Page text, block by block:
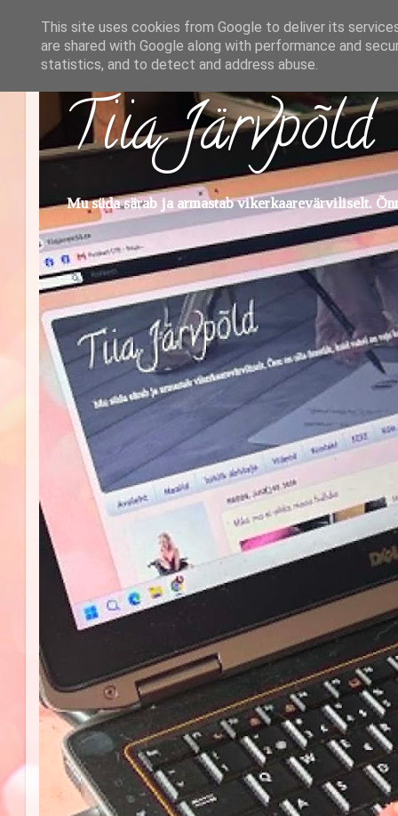
Tiia Järvpõld
Mu süda särab ja armastab vikerkaarevärviliselt.
This site uses cookies from Google to deliver its
are shared with Google along with performance and
statistics, and to detect and address abuse.